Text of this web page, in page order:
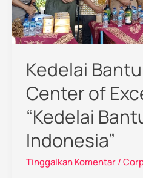
Kedelai
Center of
“Kedelai
Indonesia”
Tinggalkan Komentar /
“Kedelai
Bantul
Untuk